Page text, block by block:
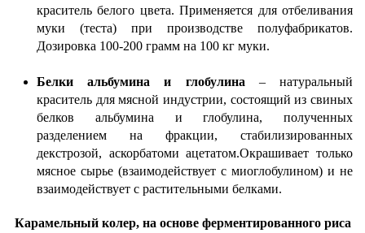
краситель белого цвета. Применяется для отбеливания
муки (теста) при производстве полуфабрикатов.
Дозировка 100-200 грамм на 100 кг муки.
Белки альбумина и глобулина – натуральный
краситель для мясной индустрии, состоящий из свиных
белков альбумина и глобулина, полученных
разделением на фракции, стабилизированных
декстрозой, аскорбатоми ацетатом.Окрашивает только
мясное сырье (взаимодействует с миоглобулином) и не
взаимодействует с растительными белками.
Карамельный колер, на основе ферментированного риса